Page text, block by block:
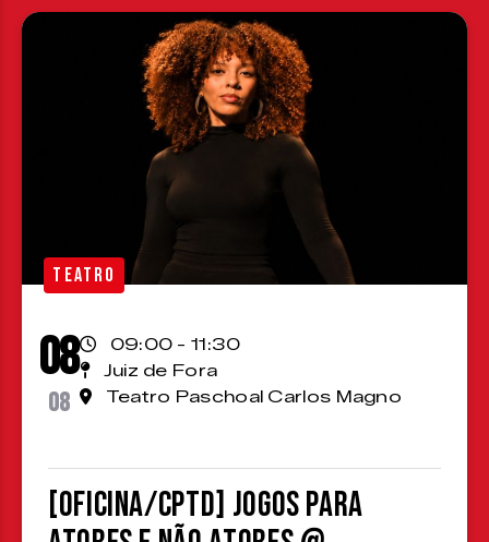
TEATRO
08
08
09:00 - 11:30
Juiz de Fora
Teatro Paschoal Carlos Magno
[OFICINA/CPTD] Jogos para